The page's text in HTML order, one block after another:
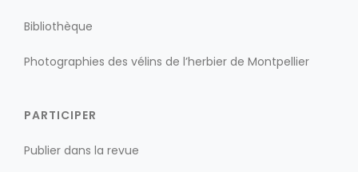
Bibliothèque
Photographies des vélins de l’herbier de Montpellier
PARTICIPER
Publier dans la revue